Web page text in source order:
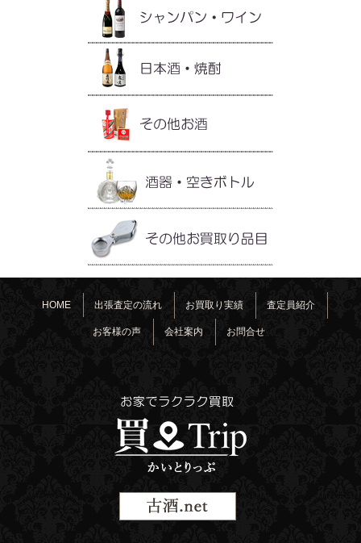
HOME 出張査定の流れ お買取り実績 査定員紹介
お客様の声 会社案内 お問合せ